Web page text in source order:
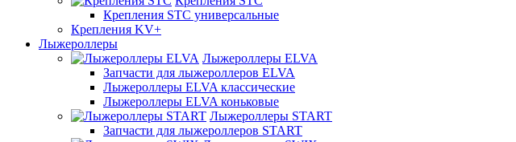
Крепления STC универсальные
Крепления KV+
Лыжероллеры
Лыжероллеры ELVA
Запчасти для лыжероллеров ELVA
Лыжероллеры ELVA классические
Лыжероллеры ELVA коньковые
Лыжероллеры START
Запчасти для лыжероллеров START